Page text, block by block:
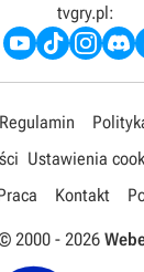
tvgry.pl:
Regulamin
Ustawienia
Kontakt
2000 - 2026